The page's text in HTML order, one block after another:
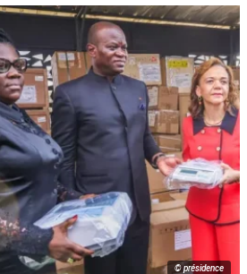
© présidence